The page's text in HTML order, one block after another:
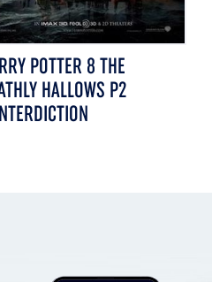
POTTER 8 THE
HALLOWS P2